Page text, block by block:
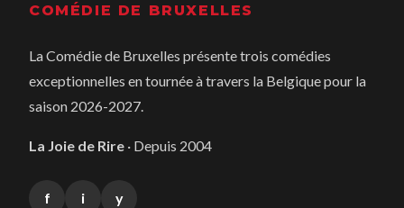
COMÉDIE DE BRUXELLES
La Comédie de Bruxelles présente trois comédies
exceptionnelles en tournée à travers la Belgique pour la
saison 2026-2027.
La Joie de Rire · Depuis 2004
f i y